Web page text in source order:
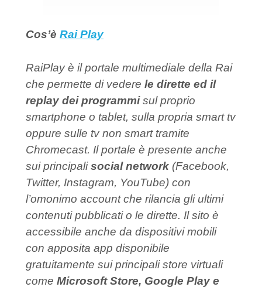
Cos’è Rai Play
RaiPlay è il portale multimediale della Rai
che permette di vedere le dirette ed il
replay dei programmisul proprio
smartphone o tablet, sulla propria smart tv
oppure sulle tv non smart tramite
Chromecast. Il portale è presente anche
sui principalisocial network (Facebook,
Twitter, Instagram, YouTube) con
l’omonimo account che rilancia gli ultimi
contenuti pubblicati o le dirette. Il sito è
accessibile anche da dispositivi mobili
con apposita app disponibile
gratuitamente sui principali store virtuali
come Microsoft Store, Google Play e